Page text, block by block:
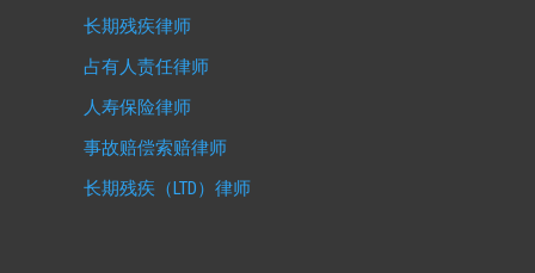
长期残疾律师
占有人责任律师
人寿保险律师
事故赔偿索赔律师
长期残疾（LTD）律师